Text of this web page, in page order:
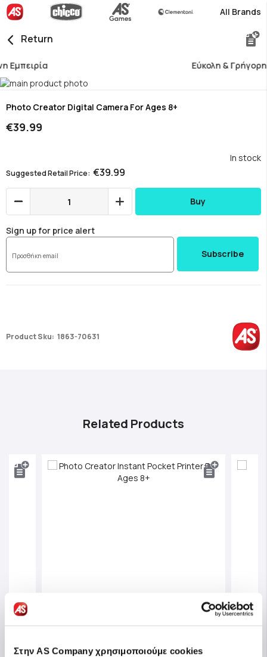
Στην AS Company χρησιμοποιούμε cookies
All Brands
Return
Εύκολη & Γρήγορη Αναζήτηση
Skip
the
of
to
beginning
gallery
Photo Creator Digital Camera For Ages 8+
€39.99
Suggested Retail Price €39.99
In stock
Buy
Sign up for price alert
Subscribe
Product Sku: 1863-70631
Related Products
Advertised Product